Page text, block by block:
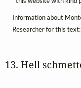
Information about
Researcher for this
13. Hell